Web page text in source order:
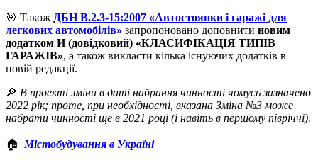
🎯 Також ДБН В.2.3-15:2007 «Автостоянки і гаражі для
легкових автомобілів» запропоновано доповнити новим
додатком И (довідковий) «КЛАСИФІКАЦІЯ ТИПІВ
ГАРАЖІВ», а також викласти кілька існуючих додатків в
новій редакції.
🔎 В проекті зміни в даті набрання чинності чомусь зазначено
2022 рік; проте, при необхідності, вказана Зміна №3 може
набрати чинності ще в 2021 році (і навіть в першому півріччі).
🏠 Містобудування в Україні